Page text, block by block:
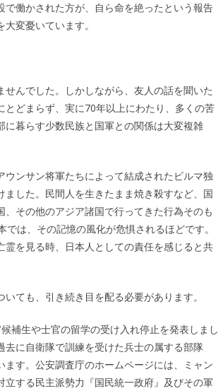
働かされた方が、自ら命を絶ったという報告
変憂いています。
んでした。しかしながら、友人の話を聞いた
どまらず、実に70年以上にわたり、多くの苦
暮らす少数民族と国軍との関係は大変複雑
ンサン将軍たちによって結成されたビルマ独
した。民間人を生きたまま焼き殺すなど、国
その他のアジア諸国で行ってきた行為そのも
は、その記憶の風化が危惧されるほどです。
を見る時、日本人としての責任を感じると共
ても、引き続き目を配る必要があります。
補生や士官の留学の受け入れ停止を発表しまし
に自衛隊で訓練を受けた兵士の属する部隊
す。公安調査庁のホームページには、ミャン
する民主派勢力『国民統一政府』及びその軍